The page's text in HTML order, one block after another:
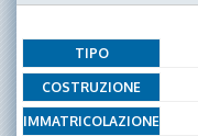
TIPO
COSTRUZIONE
IMMATRICOLAZIONE